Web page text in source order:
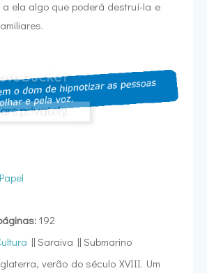
a ela algo que poderá destruí-la e
192
|| Saraiva || Submarino
verão do século XVIII. Um